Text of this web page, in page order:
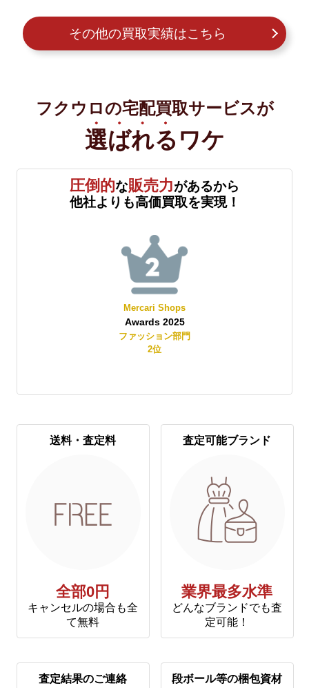
その他の買取実績はこちら
フクウロの宅配買取サービスが
選ばれる ワケ
圧倒的な販売力があるから
他社よりも高価買取を実現！
Mercari Shops
Awards 2025
ファッション部門
2位
送料・査定料
全部0円
キャンセルの場合も全
て無料
査定可能ブランド
業界最多水準
どんなブランドでも査
定可能！
査定結果のご連絡 段ボール等の梱包資材